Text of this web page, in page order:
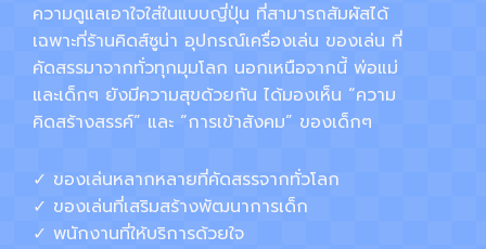
ความดูแลเอาใจใส่ในแบบญี่ปุ่น ที่สามารถสัมผัสได้
เฉพาะที่ร้านคิดส์ซูน่า อุปกรณ์เครื่องเล่น ของเล่น ที่
คัดสรรมาจากทั่วทุกมุมโลก นอกเหนือจากนี้ พ่อแม่
และเด็กๆ ยังมีความสุขด้วยกัน ได้มองเห็น “ความ
คิดสร้างสรรค์” และ “การเข้าสังคม” ของเด็กๆ
✓ ของเล่นหลากหลายที่คัดสรรจากทั่วโลก
✓ ของเล่นที่เสริมสร้างพัฒนาการเด็ก
✓ พนักงานที่ให้บริการด้วยใจ